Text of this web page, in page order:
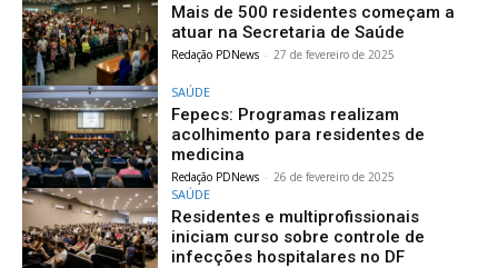
Mais de 500 residentes começam a
atuar na Secretaria de Saúde
Redação PDNews - 27 de fevereiro de 2025
SAÚDE
Fepecs: Programas realizam
acolhimento para residentes de
medicina
Redação PDNews - 26 de fevereiro de 2025
SAÚDE
Residentes e multiprofissionais
iniciam curso sobre controle de
infecções hospitalares no DF